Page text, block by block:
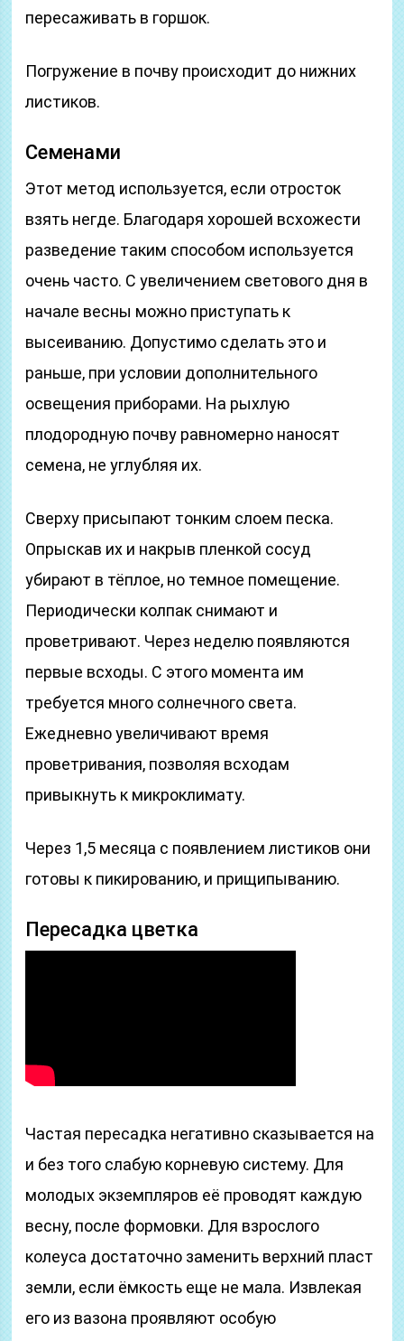
пересаживать в горшок.
Погружение в почву происходит до нижних
листиков.
Семенами
Этот метод используется, если отросток
взять негде. Благодаря хорошей всхожести
разведение таким способом используется
очень часто. С увеличением светового дня в
начале весны можно приступать к
высеиванию. Допустимо сделать это и
раньше, при условии дополнительного
освещения приборами. На рыхлую
плодородную почву равномерно наносят
семена, не углубляя их.
Сверху присыпают тонким слоем песка.
Опрыскав их и накрыв пленкой сосуд
убирают в тёплое, но темное помещение.
Периодически колпак снимают и
проветривают. Через неделю появляются
первые всходы. С этого момента им
требуется много солнечного света.
Ежедневно увеличивают время
проветривания, позволяя всходам
привыкнуть к микроклимату.
Через 1,5 месяца с появлением листиков они
готовы к пикированию, и прищипыванию.
Пересадка цветка
Частая пересадка негативно сказывается на
и без того слабую корневую систему. Для
молодых экземпляров её проводят каждую
весну, после формовки. Для взрослого
колеуса достаточно заменить верхний пласт
земли, если ёмкость еще не мала. Извлекая
его из вазона проявляют особую